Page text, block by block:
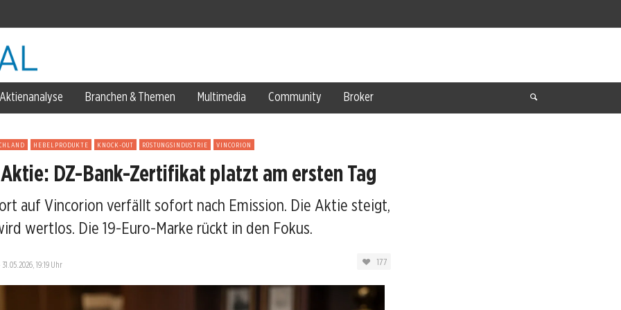
Aktienanalyse Branchen & Themen Multimedia Community Broker
HEBELPRODUKTE KNOCK-OUT RÜSTUNGSINDUSTRIE VINCORION
DZ-Bank-Zertifikat platzt am ersten Tag
auf Vincorion verfällt sofort nach Emission. Die Aktie steigt,
wertlos. Die 19-Euro-Marke rückt in den Fokus.
31.05.2026, 19:19 Uhr 177